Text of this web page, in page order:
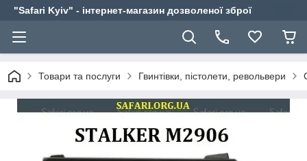
"Safari Kyiv" - інтернет-магазин дозволеної зброї
Товари та послуги Гвинтівки, пістолети, револьвери